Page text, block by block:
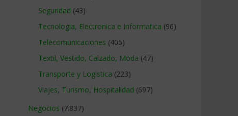
Seguridad (43)
Tecnologia, Electronica e Informatica (96)
Telecomunicaciones (405)
Textil, Vestido, Calzado, Moda (47)
Transporte y Logistica (223)
Viajes, Turismo, Hospitalidad (697)
Negocios (7.837)